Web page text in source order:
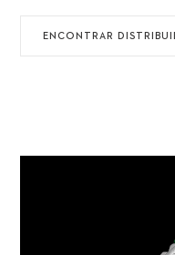
ENCONTRAR